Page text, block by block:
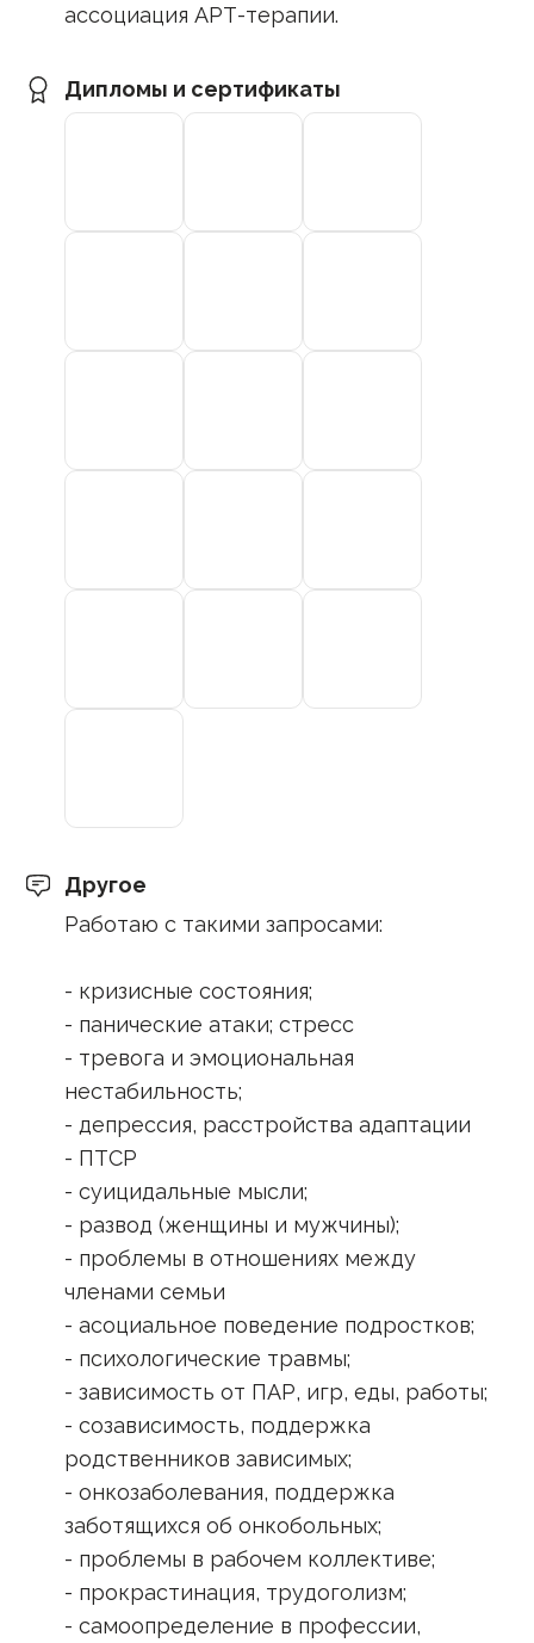
ассоциация АРТ-терапии.
Дипломы и сертификаты
Другое
Работаю с такими запросами:
- кризисные состояния;
- панические атаки; стресс
- тревога и эмоциональная
нестабильность;
- депрессия, расстройства адаптации
- ПТСР
- суицидальные мысли;
- развод (женщины и мужчины);
- проблемы в отношениях между
членами семьи
- асоциальное поведение подростков;
- психологические травмы;
- зависимость от ПАР, игр, еды, работы;
- созависимость, поддержка
родственников зависимых;
- онкозаболевания, поддержка
заботящихся об онкобольных;
- проблемы в рабочем коллективе;
- прокрастинация, трудоголизм;
- самоопределение в профессии,